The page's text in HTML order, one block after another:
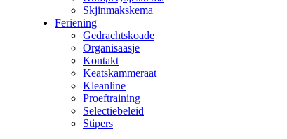
Skjinmakskema
Feriening
Gedrachtskoade
Organisaasje
Kontakt
Keatskammeraat
Kleanline
Proeftraining
Selectiebeleid
Stipers